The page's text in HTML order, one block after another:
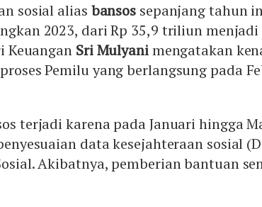
sosial alias bansos sepanjang tahun
2023, dari Rp 35,9 triliun menjadi
Keuangan Sri Mulyanimengatakan
Pemilu yang berlangsung pada
terjadi karena pada Januari hingga
data kesejahteraan sosial
Akibatnya, pemberian bantuan